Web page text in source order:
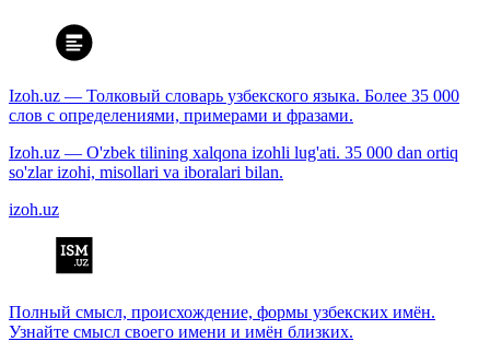
Izoh.uz — Толковый словарь узбекского языка. Более 35 000
слов с определениями, примерами и фразами.
Izoh.uz — O'zbek tilining xalqona izohli lug'ati. 35 000 dan ortiq
so'zlar izohi, misollari va iboralari bilan.
izoh.uz
Полный смысл, происхождение, формы узбекских имён.
Узнайте смысл своего имени и имён близких.